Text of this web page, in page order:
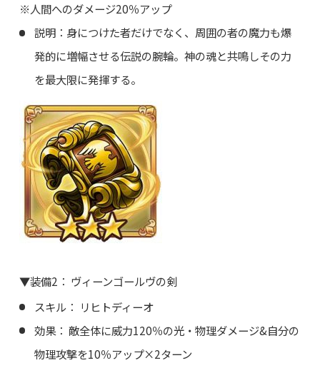
※人間へのダメージ20％アップ
説明：身につけた者だけでなく、周囲の者の魔力も爆
発的に増幅させる伝説の腕輪。神の魂と共鳴しその力
を最大限に発揮する。
▼装備2： ヴィーンゴールヴの剣
スキル： リヒトディーオ
効果： 敵全体に威力120％の光・物理ダメージ&自分の
物理攻撃を10％アップ×2ターン